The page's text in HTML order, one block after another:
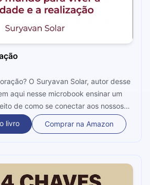
O Suryavan Solar, autor desse
aqui nesse microbook ensinar um
de como se conectar aos nossos
acordo com o que nosso peito nos
enquanto seres individuais e
livro Comprar na Amazon